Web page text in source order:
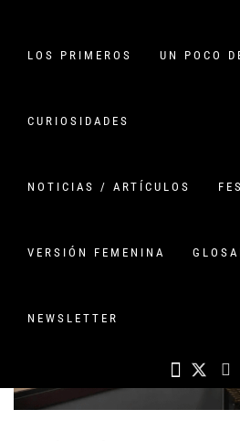
LOS PRIMEROS UN POCO
CURIOSIDADES
NOTICIAS / ARTÍCULOS
VERSIÓN FEMENINA
NEWSLETTER
Publicado en19 diciembre, 2023